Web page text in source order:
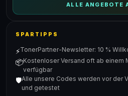
ALLE ANGEBOTE
SPARTIPPS
⚡TonerPartner-Newsletter: 10 %
📦Kostenloser Versand oft ab einem
verfügbar
🛡️Alle unsere Codes werden vor der
und getestet